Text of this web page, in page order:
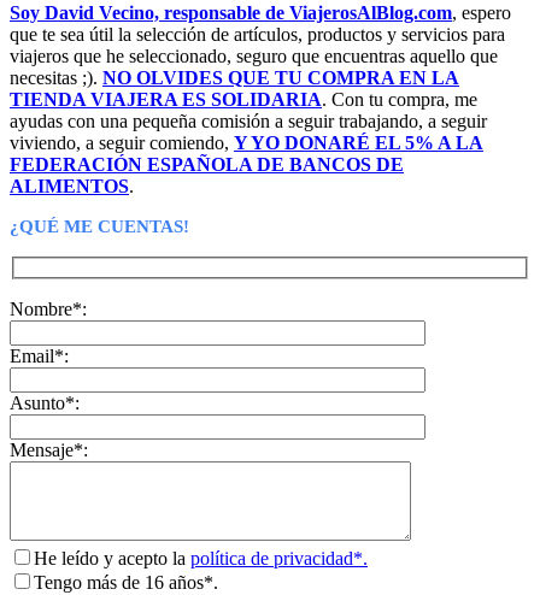
28,00€.26,60€.
Soy David Vecino, responsable de ViajerosAlBlog.com, espero
que te sea útil la selección de artículos, productos y servicios para
viajeros que he seleccionado, seguro que encuentras aquello que
necesitas ;). NO OLVIDES QUE TU COMPRA EN LA
TIENDA VIAJERA ES SOLIDARIA. Con tu compra, me
ayudas con una pequeña comisión a seguir trabajando, a seguir
viviendo, a seguir comiendo, Y YO DONARÉ EL 5% A LA
FEDERACIÓN ESPAÑOLA DE BANCOS DE
ALIMENTOS.
¿QUÉ ME CUENTAS!
Nombre*:
Email*:
Asunto*:
Mensaje*:
He leído y acepto la política de privacidad*.
Tengo más de 16 años*.